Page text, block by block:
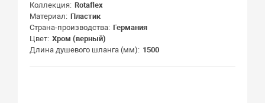
Коллекция Rotaflex
Материал
Пластик
Страна-производства Германия
Цвет Хром (верный)
Длина душевого шланга (мм)
1500